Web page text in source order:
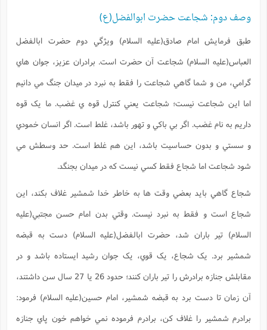
وصف دوم: شجاعت حضرت ابوالفضل(ع)
طبق فرمايش امام صادق(علیه السلام) ويژگي دوم حضرت ابالفضل
العباس(علیه السلام) شجاعت آن حضرت است. برادران عزيز، جوان هاي
گرامي، من و شما گاهي شجاعت را فقط به نبرد در ميدان جنگ مي دانيم
اما اين شجاعت نيست؛ شجاعت يعني کنترل قوه ي غضب. ما يک قوه
داريم به نام غضب. اگر بي باکي و تهور باشد، غلط است. اگر انسان خمودي
و سستي و بدون حساسيت باشد، اين هم غلط است. حد وسطش مي
شود شجاعت اما شجاع فقط کسي نيست که در ميدان بجنگد.
شجاع گاهي بايد بعضي وقت ها به خاطر خدا شمشير غلاف بکند، اين
شجاع است و فقط به نبرد نيست. وقتي بدن امام حسن مجتبي(علیه
السلام) تير باران شد، حضرت ابالفضل(علیه السلام) دست به قبضه
شمشير برد. يک شجاع، يک قوي، يک جوان رشيد ايستاده باشد و در
مقابلش جنازه برادرش را تير باران کنند؛ حدود 26 يا 27 سال سن داشتند،
آن زمان تا دست برد به قبضه شمشير، امام حسين(علیه السلام) فرمود:
برادرم شمشير را غلاف کن، برادرم فرموده نمي خواهم خون پاي جنازه